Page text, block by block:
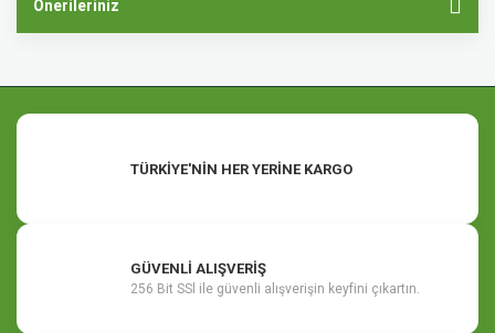
Önerileriniz
TÜRKİYE'NİN HER YERİNE KARGO
GÜVENLİ ALIŞVERİŞ
256 Bit SSl ile güvenli alışverişin keyfini çıkartın.